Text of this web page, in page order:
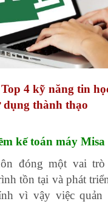
Top 4 kỹ năng tin
dụng thành thạo
kế toán máy Misa
đóng một vai trò
tồn tại và phát
vì vậy việc